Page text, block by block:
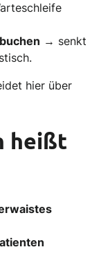
→ senkt
hier über
heißt